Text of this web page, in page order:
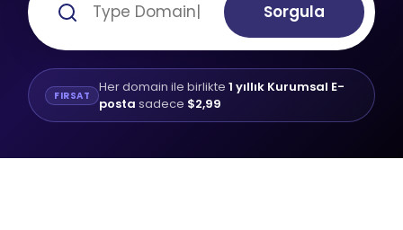
Sorgula
FIRSAT Her domain ile birlikte 1 yıllık Kurumsal E-
posta sadece $2,99